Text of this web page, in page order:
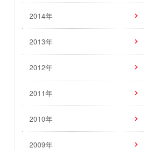
2014年
2013年
2012年
2011年
2010年
2009年